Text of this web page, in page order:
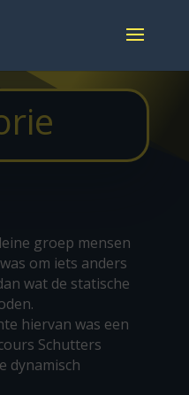
groep mensen
om iets anders
wat de statische
hiervan was een
Schutters
dynamisch